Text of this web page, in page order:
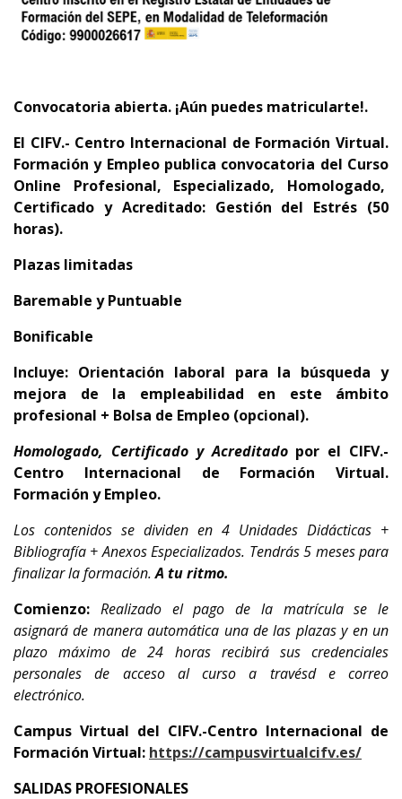
Convocatoria abierta. ¡Aún puedes matricularte!.
El CIFV.- Centro Internacional de Formación Virtual.
Formación y Empleo publica convocatoria del Curso
Online Profesional, Especializado, Homologado,
Certificado y Acreditado: Gestión del Estrés (50
horas).
Plazas limitadas
Baremable y Puntuable
Bonificable
Incluye: Orientación laboral para la búsqueda y
mejora de la empleabilidad en este ámbito
profesional + Bolsa de Empleo (opcional).
Homologado, Certificado y Acreditado por el CIFV.-
Centro Internacional de Formación Virtual.
Formación y Empleo.
Los contenidos se dividen en 4 Unidades Didácticas +
Bibliografía + Anexos Especializados. Tendrás 5 meses para
finalizar la formación.A tu ritmo.
Comienzo: Realizado el pago de la matrícula se le
asignará de manera automática una de las plazas y en un
plazo máximo de 24 horas recibirá sus credenciales
personales de acceso al curso a travésd e correo
electrónico.
Campus Virtual del CIFV.-Centro Internacional de
Formación Virtual: https://campusvirtualcifv.es/
SALIDAS PROFESIONALES